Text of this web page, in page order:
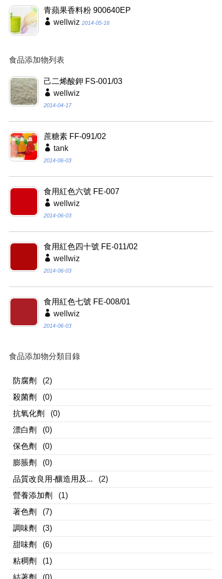
青蘋果香料粉 900640EP
wellwiz 2014-05-16
食品添加物列表
己二烯酸鉀 FS-001/03
wellwiz
2014-04-17
蔗糖素 FF-091/02
tank
2014-06-03
食用紅色六號 FE-007
wellwiz
2014-06-03
食用紅色四十號 FE-011/02
wellwiz
2014-06-03
食用紅色七號 FE-008/01
wellwiz
2014-06-03
食品添加物分類目錄
防腐劑
(2)
殺菌劑
(0)
抗氧化劑
(0)
漂白劑
(0)
保色劑
(0)
膨脹劑
(0)
品質改良用-釀造用及...
(2)
營養添加劑
(1)
著色劑
(7)
調味劑
(3)
甜味劑
(6)
粘稠劑
(1)
結著劑
(0)